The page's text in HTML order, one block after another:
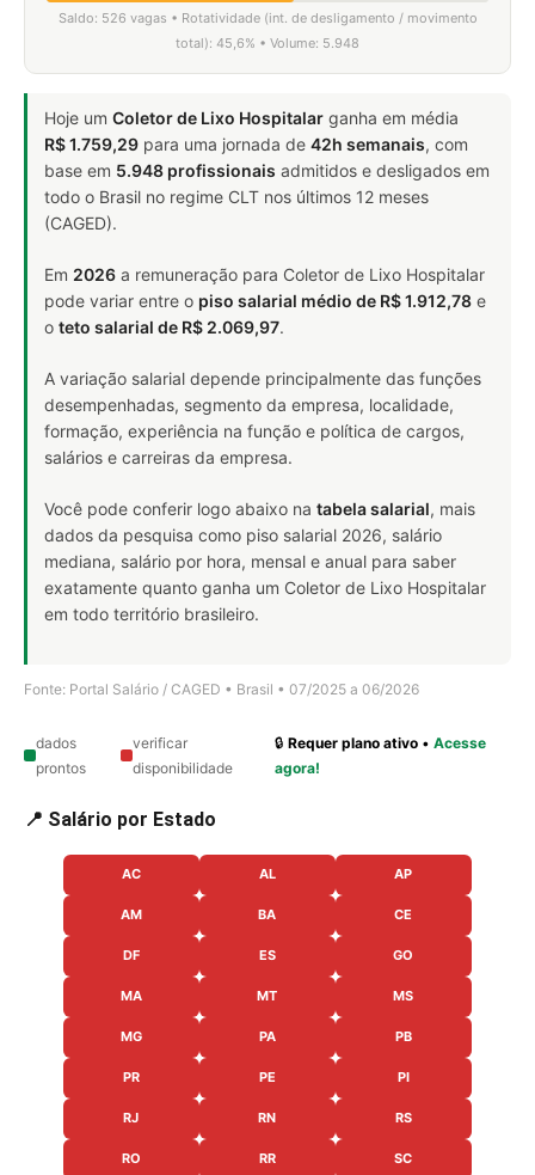
Saldo: 526 vagas • Rotatividade (int. de desligamento / movimento
total): 45,6% • Volume: 5.948
Hoje um Coletor de Lixo Hospitalar ganha em média
R$ 1.759,29 para uma jornada de 42h semanais, com
base em 5.948 profissionais admitidos e desligados em
todo o Brasil no regime CLT nos últimos 12 meses
(CAGED).
Em 2026 a remuneração para Coletor de Lixo Hospitalar
pode variar entre o piso salarial médio de R$ 1.912,78 e
o teto salarial de R$ 2.069,97.
A variação salarial depende principalmente das funções
desempenhadas, segmento da empresa, localidade,
formação, experiência na função e política de cargos,
salários e carreiras da empresa.
Você pode conferir logo abaixo na tabela salarial, mais
dados da pesquisa como piso salarial 2026, salário
mediana, salário por hora, mensal e anual para saber
exatamente quanto ganha um Coletor de Lixo Hospitalar
em todo território brasileiro.
Fonte: Portal Salário / CAGED • Brasil • 07/2025 a 06/2026
dados
prontos
verificar
disponibilidade
🔒Requer plano ativo •Acesse
agora!
📍 Salário por Estado
AC AL AP
AM BA CE
DF ES GO
MA MT MS
MG PA PB
PR PE PI
RJ RN RS
RO RR SC